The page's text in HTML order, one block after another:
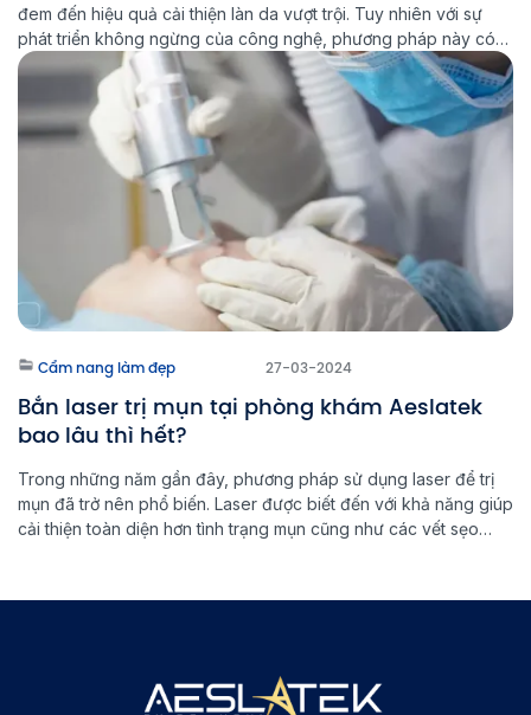
đem đến hiệu quả cải thiện làn da vượt trội. Tuy nhiên với sự
phát triển không ngừng của công nghệ, phương pháp này có
còn tối ưu hay không? Liệu bạn có thực sự cần sử dụng laser
Cẩm nang làm đẹp 27-03-2024
Bắn laser trị mụn tại phòng khám Aeslatek
bao lâu thì hết?
Trong những năm gần đây, phương pháp sử dụng laser để trị
mụn đã trở nên phổ biến. Laser được biết đến với khả năng giúp
cải thiện toàn diện hơn tình trạng mụn cũng như các vết sẹo